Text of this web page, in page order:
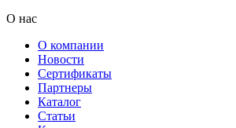
О нас
О компании
Новости
Сертификаты
Партнеры
Каталог
Статьи